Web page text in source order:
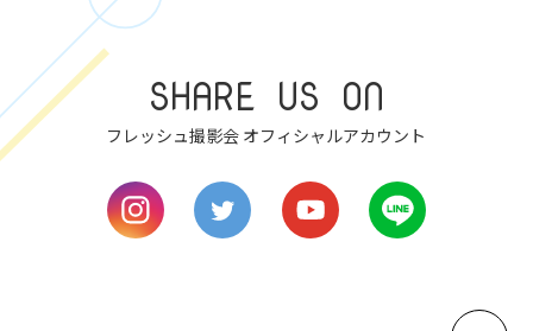
7
sat
SHARE US ON
フレッシュ撮影会 オフィシャルアカウント